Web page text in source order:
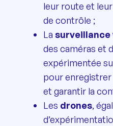
leur route et
de contrôle ;
La surveillance
des caméras et
expérimentée
pour
et garantir la
Les drones,